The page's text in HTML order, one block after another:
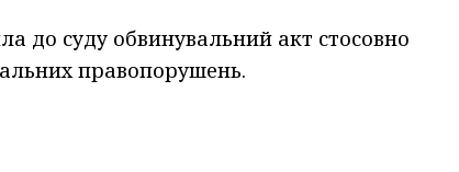
до суду обвинувальний акт стосовно
правопорушень.